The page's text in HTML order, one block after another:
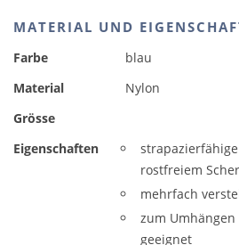
MATERIAL UND
Farbe
blau
Material
Nylon
Grösse
Eigenschaften
rostfreiem
mehrfach
zum
geeignet